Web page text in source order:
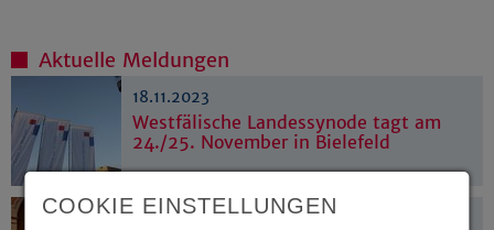
Aktuelle Meldungen
18.11.2023
Westfälische Landessynode tagt am
24./25. November in Bielefeld
24.05.2023
COOKIE EINSTELLUNGEN